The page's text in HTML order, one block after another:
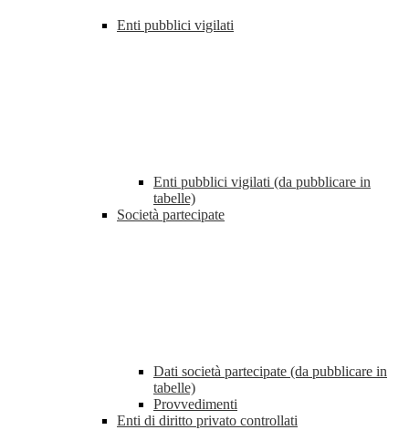
Enti pubblici vigilati
Enti pubblici vigilati (da pubblicare in
tabelle)
Società partecipate
Dati società partecipate (da pubblicare in
tabelle)
Provvedimenti
Enti di diritto privato controllati